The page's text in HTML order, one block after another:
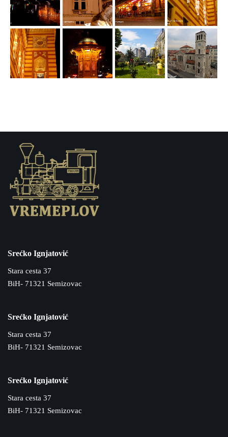
Srećko Ignjatović
Stara cesta 37
BiH- 71321 Semizovac
Srećko Ignjatović
Stara cesta 37
BiH- 71321 Semizovac
Srećko Ignjatović
Stara cesta 37
BiH- 71321 Semizovac